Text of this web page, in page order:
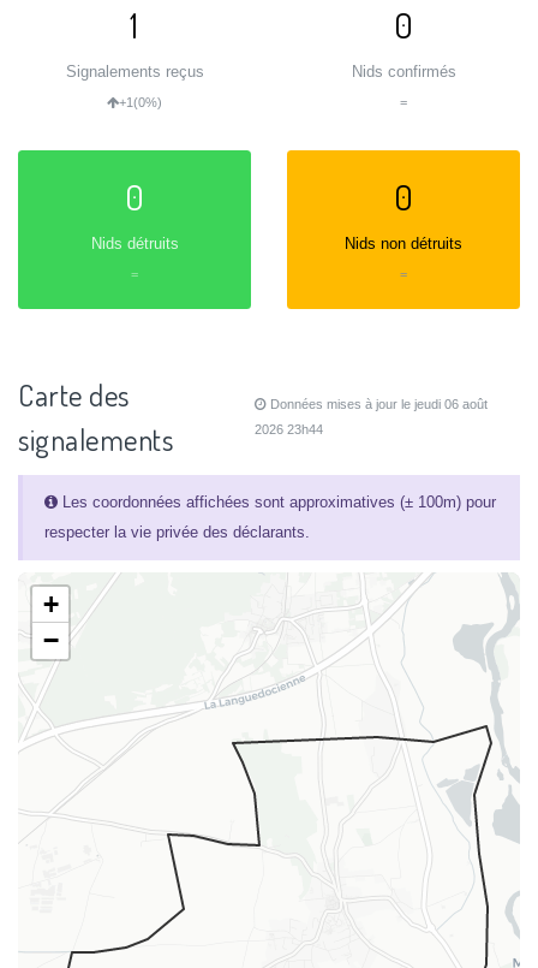
1
Signalements reçus
+1(0%)
0
Nids confirmés
=
0
Nids détruits
=
0
Nids non détruits
=
Carte des
signalements
Données mises à jour le jeudi 06 août
2026 23h44
Les coordonnées affichées sont approximatives (± 100m) pour
respecter la vie privée des déclarants.
+
−